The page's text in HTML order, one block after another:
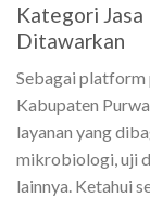
Kategori
Ditawarkan
Sebagai platform
Kabupaten
layanan yang
mikrobiologi, uji
lainnya. Ketahui